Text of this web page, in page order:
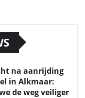
na aanrijding
in Alkmaar:
de weg veiliger